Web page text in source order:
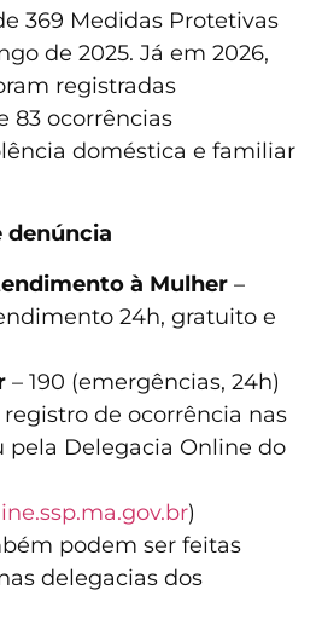
369 Medidas Protetivas
de 2025. Já em 2026,
registradas
83 ocorrências
doméstica e familiar
denúncia
à Mulher –
24h, gratuito e
– 190 (emergências, 24h)
registro de ocorrência nas
pela Delegacia Online do
)
podem ser feitas
delegacias dos